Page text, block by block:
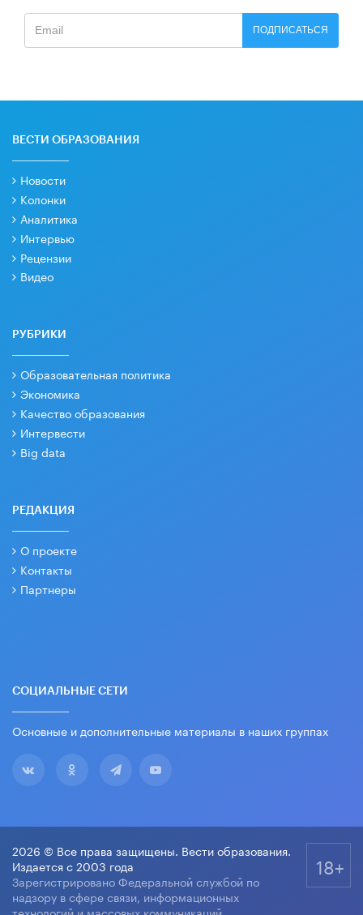
ПОДПИСАТЬСЯ
ВЕСТИ ОБРАЗОВАНИЯ
Новости
Колонки
Аналитика
Интервью
Рецензии
Видео
РУБРИКИ
Образовательная политика
Экономика
Качество образования
Интервести
Big data
РЕДАКЦИЯ
О проекте
Контакты
Партнеры
СОЦИАЛЬНЫЕ СЕТИ
Основные и дополнительные материалы в наших группах
2026 © Все права защищены. Вести образования.
Издается с 2003 года
Зарегистрировано Федеральной службой по
надзору в сфере связи, информационных
18+